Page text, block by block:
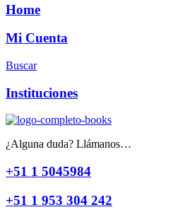
Home
Mi Cuenta
Buscar
Instituciones
¿Alguna duda? Llámanos…
+51 1 5045984
+51 1 953 304 242